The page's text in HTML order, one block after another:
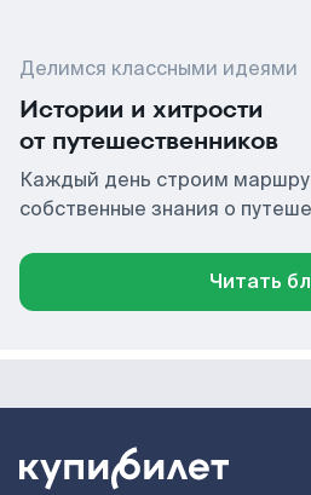
Делимся классными идеями
Истории и хитрости
от путешественников
Каждый день строим
собственные знания о
Читать